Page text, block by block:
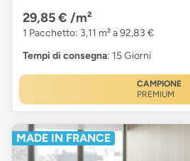
29,85 € /m²
1 Pacchetto: 3,11 m² a 92,83 €
Tempi di consegna: 15 Giorni
CAMPIONE
PREMIUM
MADE IN FRANCE